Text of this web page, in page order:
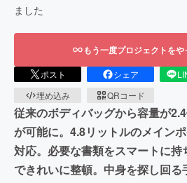
ました
もう一度プロジェクトを
ポスト シェア
埋め込み
QRコード
従来のボディバッグから容量が
が可能に。4.8リットルのメイン
対応。必要な書類をスマートに
できれいに整頓。中身を探し回る